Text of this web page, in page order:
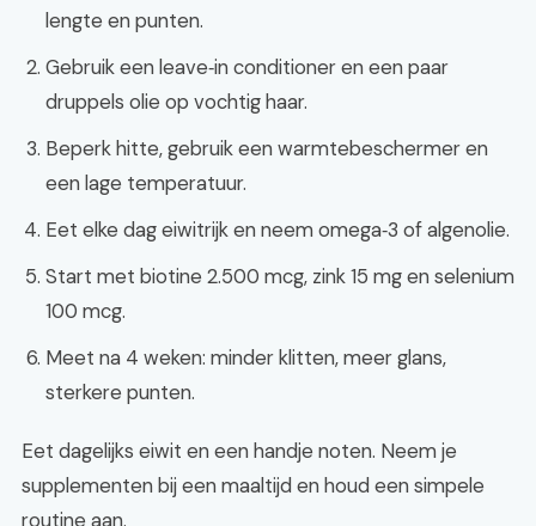
lengte en punten.
Gebruik een leave‑in conditioner en een paar
druppels olie op vochtig haar.
Beperk hitte, gebruik een warmtebeschermer en
een lage temperatuur.
Eet elke dag eiwitrijk en neem omega‑3 of algenolie.
Start met biotine 2.500 mcg, zink 15 mg en selenium
100 mcg.
Meet na 4 weken: minder klitten, meer glans,
sterkere punten.
Eet dagelijks eiwit en een handje noten. Neem je
supplementen bij een maaltijd en houd een simpele
routine aan.